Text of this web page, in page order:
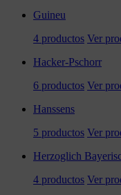
Guineu
4 productos Ver
Hacker-Pschorr
6 productos Ver
Hanssens
5 productos Ver
Herzoglich
4 productos Ver